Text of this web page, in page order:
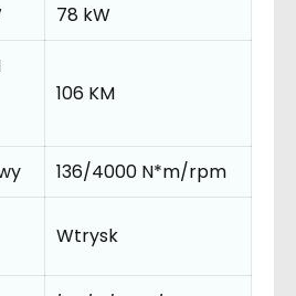
78 kW
106 KM
136/4000 N*m/rpm
Wtrysk